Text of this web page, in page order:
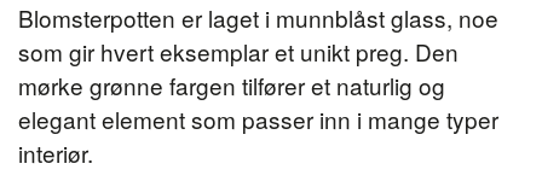
Blomsterpotten er laget i munnblåst glass, noe
som gir hvert eksemplar et unikt preg. Den
mørke grønne fargen tilfører et naturlig og
elegant element som passer inn i mange typer
interiør.